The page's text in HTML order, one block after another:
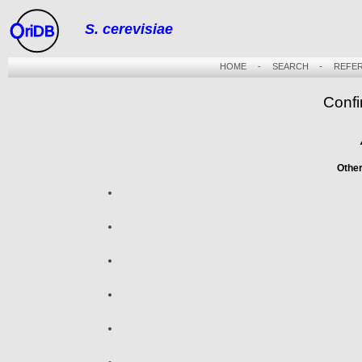
riDB S. cerevisiae
HOME- SEARCH -